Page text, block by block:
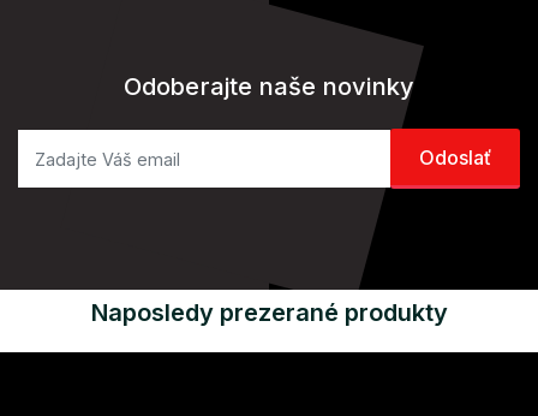
Odoberajte naše novinky
Naposledy prezerané produkty